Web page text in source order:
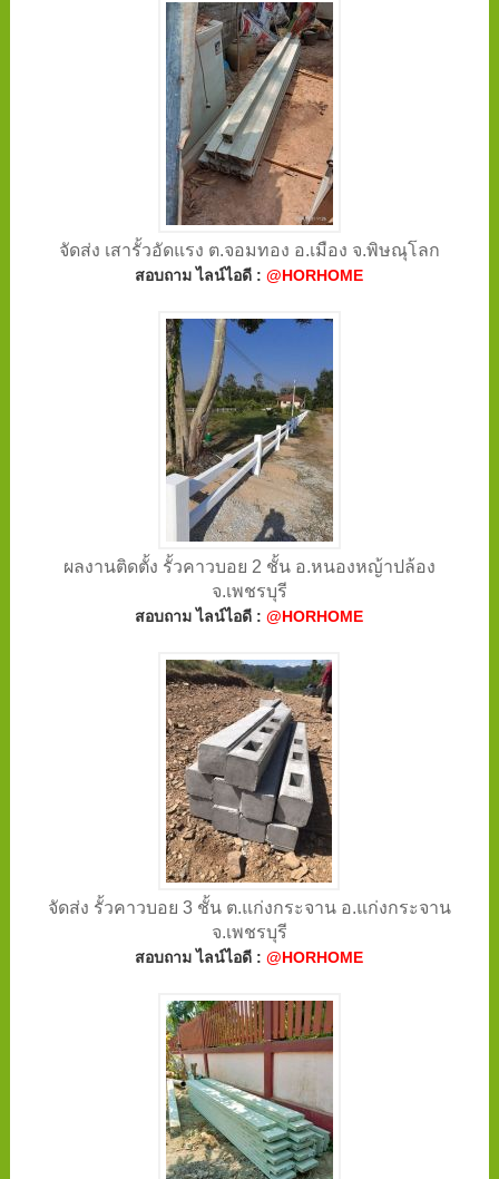
จัดส่ง เสารั้วอัดแรง ต.จอมทอง อ.เมือง จ.พิษณุโลก
สอบถาม ไลน์ไอดี :@HORHOME
ผลงานติดตั้ง รั้วคาวบอย 2 ชั้น อ.หนองหญ้าปล้อง
จ.เพชรบุรี
สอบถาม ไลน์ไอดี :@HORHOME
จัดส่ง รั้วคาวบอย 3 ชั้น ต.แก่งกระจาน อ.แก่งกระจาน
จ.เพชรบุรี
สอบถาม ไลน์ไอดี :@HORHOME